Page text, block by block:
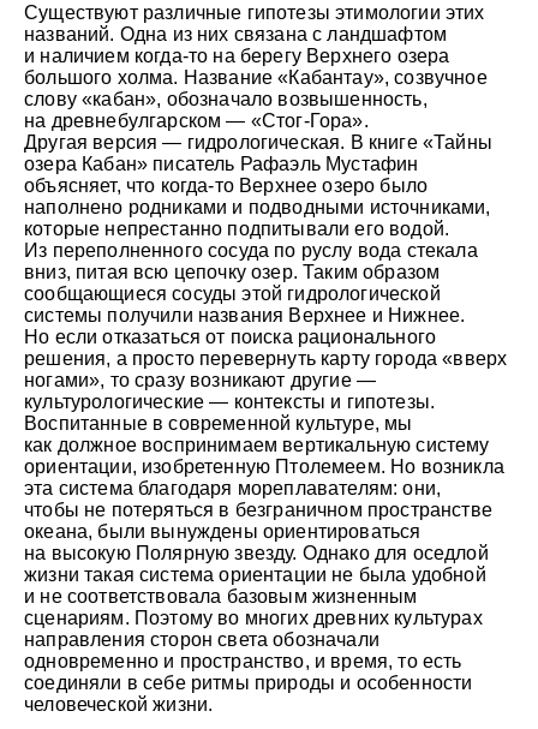
Существуют различные гипотезы этимологии этих
названий. Одна из них связана с ландшафтом
и наличием когда-то на берегу Верхнего озера
большого холма. Название «Кабантау», созвучное
слову «кабан», обозначало возвышенность,
на древнебулгарском — «Стог-Гора».
Другая версия — гидрологическая. В книге «Тайны
озера Кабан» писатель Рафаэль Мустафин
объясняет, что когда-то Верхнее озеро было
наполнено родниками и подводными источниками,
которые непрестанно подпитывали его водой.
Из переполненного сосуда по руслу вода стекала
вниз, питая всю цепочку озер. Таким образом
сообщающиеся сосуды этой гидрологической
системы получили названия Верхнее и Нижнее.
Но если отказаться от поиска рационального
решения, а просто перевернуть карту города «вверх
ногами», то сразу возникают другие —
культурологические — контексты и гипотезы.
Воспитанные в современной культуре, мы
как должное воспринимаем вертикальную систему
ориентации, изобретенную Птолемеем. Но возникла
эта система благодаря мореплавателям: они,
чтобы не потеряться в безграничном пространстве
океана, были вынуждены ориентироваться
на высокую Полярную звезду. Однако для оседлой
жизни такая система ориентации не была удобной
и не соответствовала базовым жизненным
сценариям. Поэтому во многих древних культурах
направления сторон света обозначали
одновременно и пространство, и время, то есть
соединяли в себе ритмы природы и особенности
человеческой жизни.